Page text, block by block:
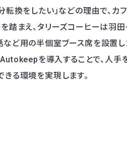
転換をしたい」などの理由で、カ
踏まえ、タリーズコーヒーは羽
ど用の半個室ブース席を設置し
を導入することで、人手
る環境を実現します。